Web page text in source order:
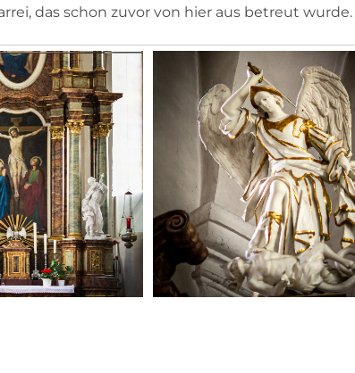
das schon zuvor von hier aus betreut